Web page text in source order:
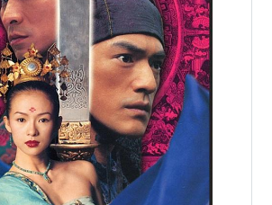
・野望編 （1987）＜未＞ 出演
ナーレ／清朝・最後の宦官（1987）
（1987） 出演
タル（1986）＜未＞ 出演
＜TV＞ 出演
出演
＜TV＞ 出演